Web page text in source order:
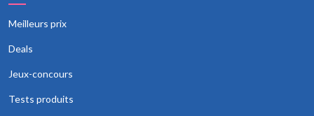
Meilleurs prix
Deals
Jeux-concours
Tests produits